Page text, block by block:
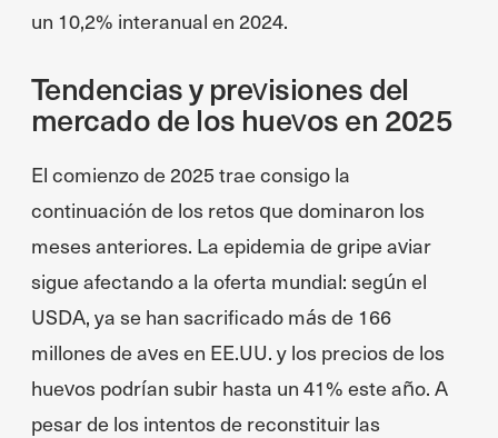
un 10,2% interanual en 2024.
Tendencias y previsiones del
mercado de los huevos en 2025
El comienzo de 2025 trae consigo la
continuación de los retos que dominaron los
meses anteriores. La epidemia de gripe aviar
sigue afectando a la oferta mundial: según el
USDA, ya se han sacrificado más de 166
millones de aves en EE.UU. y los precios de los
huevos podrían subir hasta un 41% este año. A
pesar de los intentos de reconstituir las